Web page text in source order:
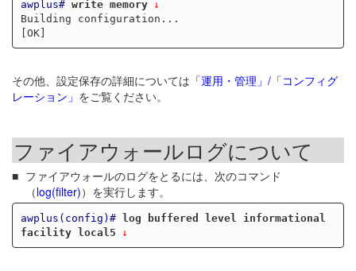
awplus# write memory
Building configuration...
その他、設定保存の詳細については 「運用・管理」/「コンフィグ
レーション」 をご覧ください。
ファイアウォールログについて
ファイアウォールのログをとるには、次のコマンド
（log(filter)）を実行します。
awplus(config)#
log buffered level informational
facility local5